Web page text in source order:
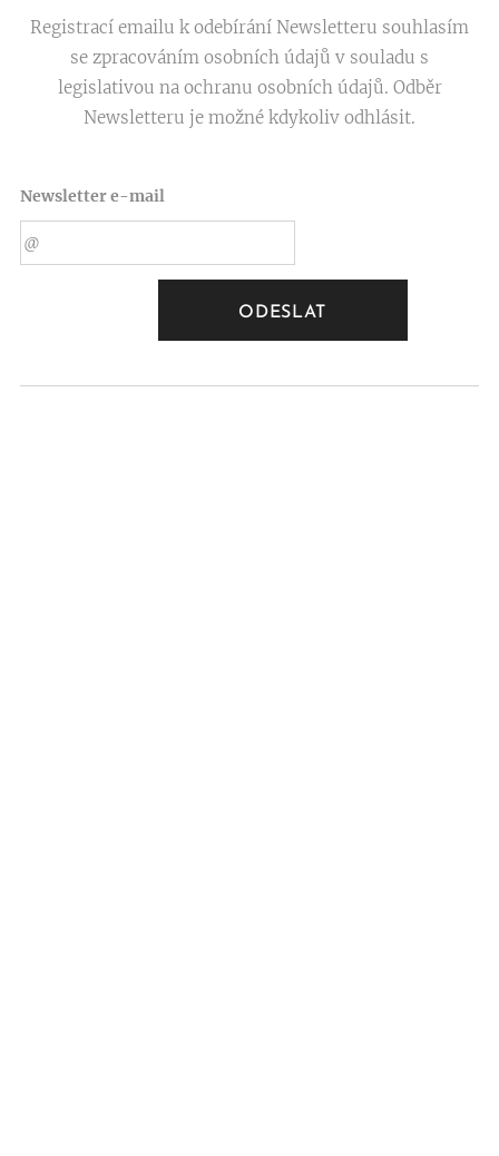
Registrací emailu k odebírání Newsletteru souhlasím
se zpracováním osobních údajů v souladu s
legislativou na ochranu osobních údajů. Odběr
Newsletteru je možné kdykoliv odhlásit.
Newsletter e-mail
ODESLAT